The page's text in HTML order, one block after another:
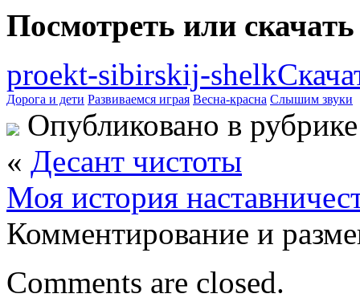
Посмотреть или
proekt-sibirskij-shelk
Дорога и дети Развиваемся играя Весна-красна Слышим звуки
Опубликовано в
« Десант чистоты
Моя история
Комментирование и
Comments are closed.